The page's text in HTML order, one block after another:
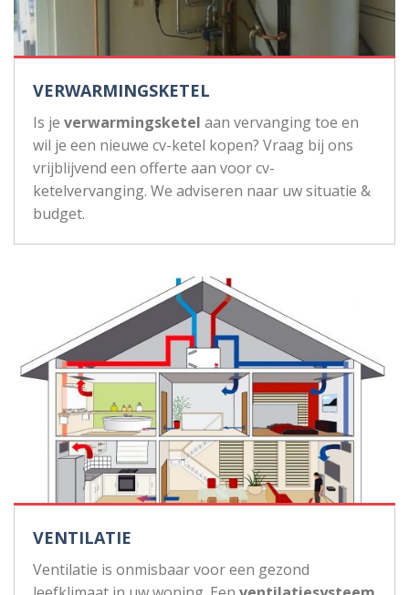
VERWARMINGSKETEL
Is je verwarmingsketel aan vervanging toe en
wil je een nieuwe cv-ketel kopen? Vraag bij ons
vrijblijvend een offerte aan voor cv-
ketelvervanging. We adviseren naar uw situatie &
budget.
VENTILATIE
Ventilatie is onmisbaar voor een gezond